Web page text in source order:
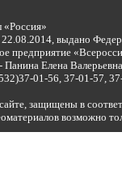
«Россия»
выдано
предприятие
Панина Елена
01-56, 37-01-57,
защищены в
возможно